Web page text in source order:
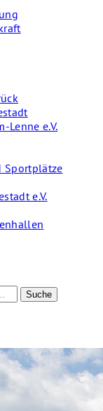
Lenne e.V.
Sportplätze
e.V.
Suche